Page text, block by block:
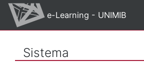
Vai al contenuto principale
e-Learning - UNIMIB
Sistema